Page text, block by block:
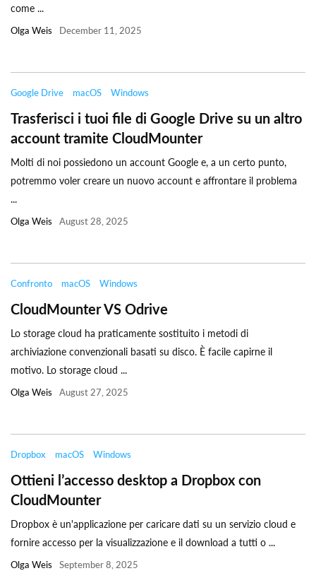
come ...
Olga Weis December 11, 2025
Google Drive macOS Windows
Trasferisci i tuoi file di Google Drive su un altro
account tramite CloudMounter
Molti di noi possiedono un account Google e, a un certo punto,
potremmo voler creare un nuovo account e affrontare il problema
...
Olga Weis August 28, 2025
Confronto macOS Windows
CloudMounter VS Odrive
Lo storage cloud ha praticamente sostituito i metodi di
archiviazione convenzionali basati su disco. È facile capirne il
motivo. Lo storage cloud ...
Olga Weis August 27, 2025
Dropbox macOS Windows
Ottieni l’accesso desktop a Dropbox con
CloudMounter
Dropbox è un'applicazione per caricare dati su un servizio cloud e
fornire accesso per la visualizzazione e il download a tutti o ...
Olga Weis September 8, 2025